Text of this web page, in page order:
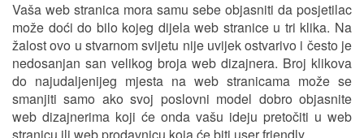
Vaša web stranica mora samu sebe objasniti da posjetilac
može doći do bilo kojeg dijela web stranice u tri klika. Na
žalost ovo u stvarnom svijetu nije uvijek ostvarivo i često je
nedosanjan san velikog broja web dizajnera. Broj klikova
do najudaljenijeg mjesta na web stranicama može se
smanjiti samo ako svoj poslovni model dobro objasnite
web dizajnerima koji će onda vašu ideju pretočiti u web